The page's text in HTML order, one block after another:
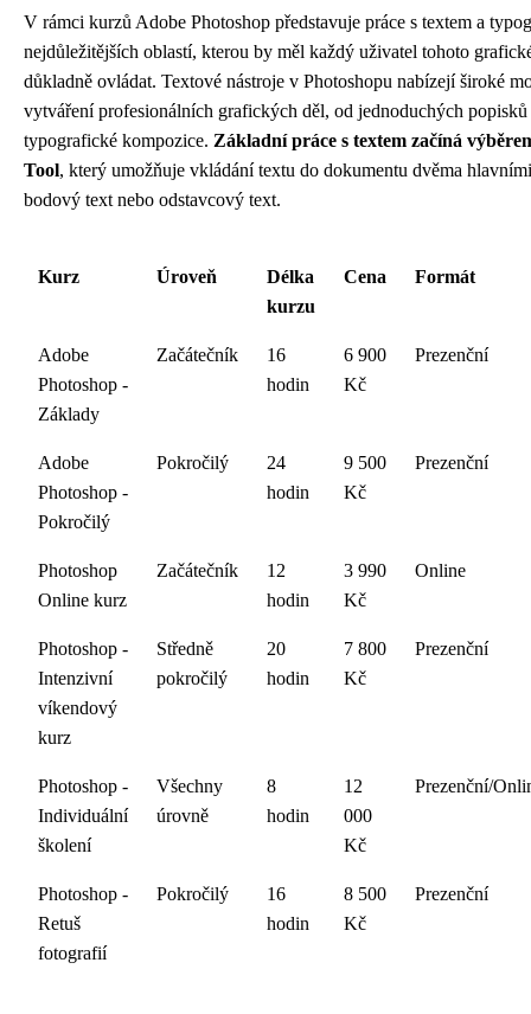
V rámci kurzů Adobe Photoshop představuje práce s textem a
nejdůležitějších oblastí, kterou by měl každý uživatel tohoto
důkladně ovládat. Textové nástroje v Photoshopu nabízejí široké
vytváření profesionálních grafických děl, od jednoduchých
typografické kompozice. Základní práce s textem začíná
Tool, který umožňuje vkládání textu do dokumentu dvěma
bodový text nebo odstavcový text.
Kurz Úroveň
Délka
kurzu
Cena Formát
Adobe
Photoshop -
Základy
Začátečník
16
hodin
6 900
Kč
Prezenční
Adobe
Photoshop -
Pokročilý
Pokročilý
24
hodin
9 500
Kč
Prezenční
Photoshop
Online kurz
Začátečník
12
hodin
3 990
Kč
Online
Photoshop -
Intenzivní
víkendový
kurz
Středně
pokročilý
20
hodin
7 800
Kč
Prezenční
Photoshop -
Individuální
školení
Všechny
úrovně
8
hodin
12
000
Kč
Prezenční/
Photoshop -
Retuš
fotografií
Pokročilý
16
hodin
8 500
Kč
Prezenční